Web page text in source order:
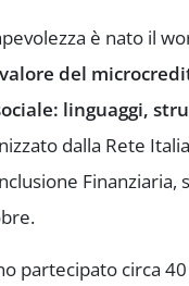
è nato il
del
linguaggi,
dalla Rete
Finanziaria,
partecipato circa